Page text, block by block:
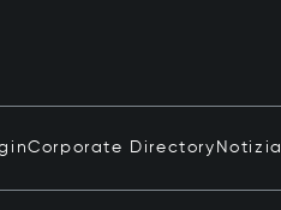
Corporate Directory Notizia